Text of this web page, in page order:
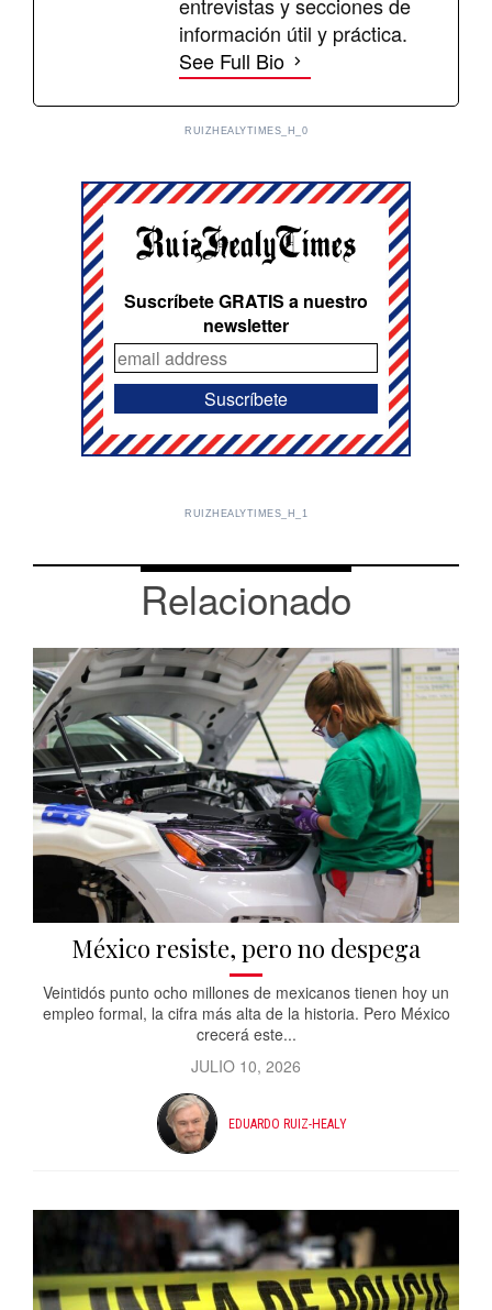
entrevistas y secciones de
información útil y práctica.
See Full Bio
RUIZHEALYTIMES_H_0
Suscríbete GRATIS a nuestro
newsletter
RUIZHEALYTIMES_H_1
Relacionado
México resiste, pero no despega
Veintidós punto ocho millones de mexicanos tienen hoy un
empleo formal, la cifra más alta de la historia. Pero México
crecerá este...
JULIO 10, 2026
EDUARDO RUIZ-HEALY